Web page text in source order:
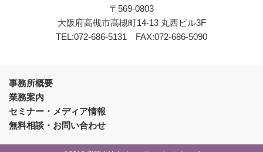
〒569-0803
大阪府高槻市高槻町14-13 丸西ビル3F
TEL:072-686-5131 FAX:072-686-5090
事務所概要
業務案内
セミナー・メディア情報
無料相談・お問い合わせ